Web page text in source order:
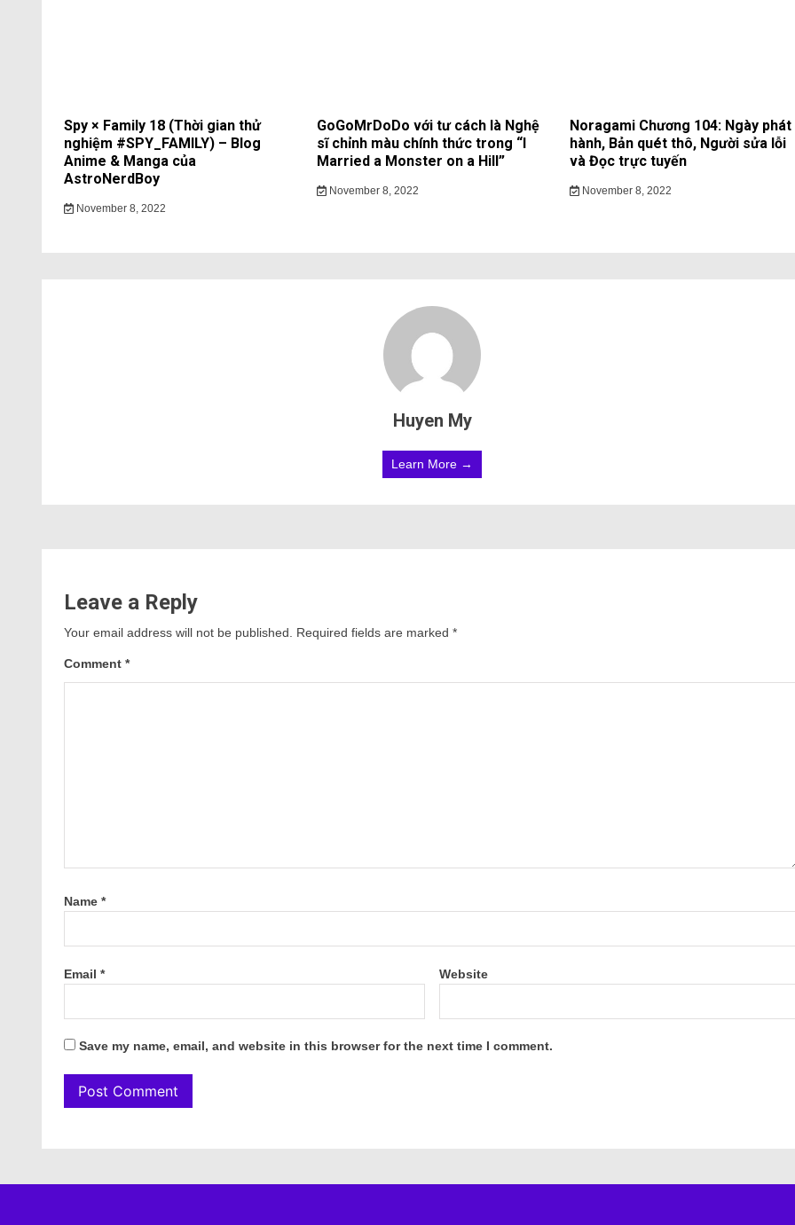
Spy × Family 18 (Thời gian thử
nghiệm #SPY_FAMILY) – Blog
Anime & Manga của
AstroNerdBoy
November 8, 2022
GoGoMrDoDo với tư cách là Nghệ
sĩ chỉnh màu chính thức trong “I
Married a Monster on a Hill”
November 8, 2022
Noragami Chương 104: Ngày phát
hành, Bản quét thô, Người sửa lỗi
và Đọc trực tuyến
November 8, 2022
Huyen My
Learn More →
Leave a Reply
Your email address will not be published. Required fields are marked *
Comment *
Name *
Email * Website
Save my name, email, and website in this browser for the next time I comment.